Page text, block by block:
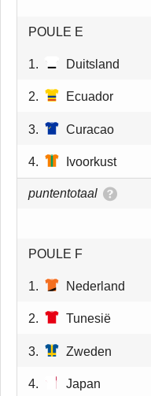
POULE E
1. Duitsland
2. Ecuador
3. Curacao
4. Ivoorkust
puntentotaal
POULE F
1. Nederland
2. Tunesië
3. Zweden
4. Japan